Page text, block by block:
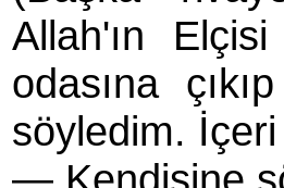
Allah'ın
odasına
söyledim. İçeri
— Kendisine